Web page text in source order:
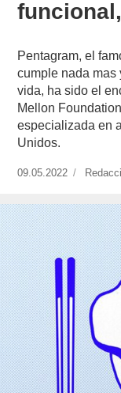
Pentagram, el
cumple nada mas
vida, ha sido el
Mellon
especializada en
Unidos.
Publicado
09.05.2022 https://